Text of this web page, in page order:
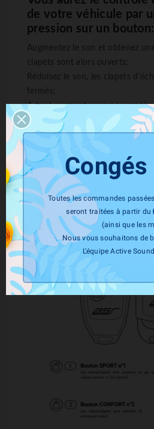
de votre véhicule par
pression sur un bouton:
Augmentez le son et obtenez
clapets sont alors ouverts;
Réduisez le son, les clapets
fermés;
A tout moment vous pouvez si
au son d'origine de votre véhicule
Quels sont les
ASR?
Contrôle de votre sonorité
mode de conduite
Grâce à la télécommande
vos valves et du son lors du
Retour au mode d'origine
passage au contrôle technique)
Toutes les commandes
seront traitées à partir du
(ainsi que les
Nous vous souhaitons de
L'équipe Active